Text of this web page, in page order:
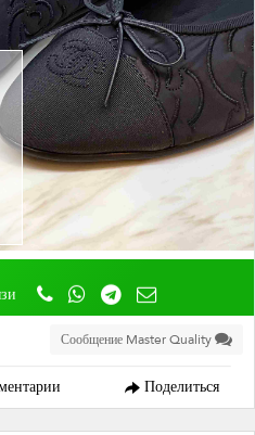
Поделиться